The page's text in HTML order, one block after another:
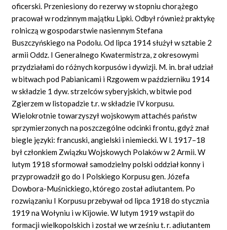
oficerski. Przeniesiony do rezerwy w stopniu chorążego
pracował w rodzinnym majątku Lipki. Odbył również praktykę
rolniczą w gospodarstwie nasiennym Stefana
Buszczyńskiego na Podolu. Od lipca 1914 służył w sztabie 2
armii Oddz. I Generalnego Kwatermistrza, z okresowymi
przydziałami do różnych korpusów i dywizji. M. in. brał udział
w bitwach pod Pabianicami i Rzgowem w październiku 1914
w składzie 1 dyw. strzelców syberyjskich, w bitwie pod
Zgierzem w listopadzie t.r. w składzie IV korpusu.
Wielokrotnie towarzyszył wojskowym attachéspaństw
sprzymierzonych na poszczególne odcinki frontu, gdyż znał
biegle języki: francuski, angielski i niemiecki. W l. 1917–18
był członkiem Związku Wojskowych Polaków w 2 Armii. W
lutym 1918 sformował samodzielny polski oddział konny i
przyprowadził godo I Polskiego Korpusu gen. Józefa
Dowbora-Muśnickiego, którego został adiutantem. Po
rozwiązaniu I Korpusu przebywał od lipca 1918 do stycznia
1919 na Wołyniu i w Kijowie. W lutym 1919 wstąpił do
formacji wielkopolskich i został we wrześniu t. r. adiutantem